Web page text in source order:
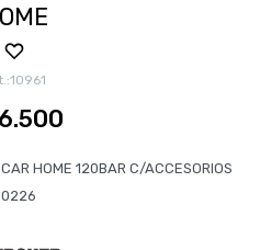
10961
HOME 120BAR C/ACCESORIOS